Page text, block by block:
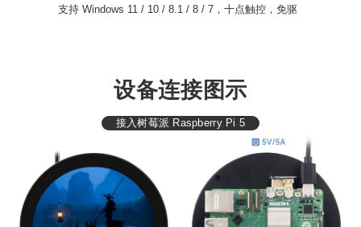
支持 Windows 11 / 10 / 8.1 / 8 / 7，十点触控，免驱
设备连接图示
接入树莓派 Raspberry Pi 5